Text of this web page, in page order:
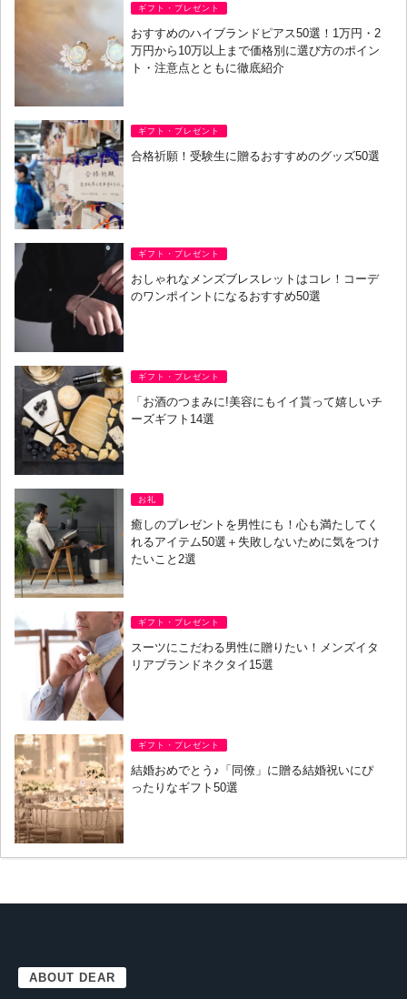
ギフト・プレゼント
おすすめのハイブランドピアス50選！1万円・2
万円から10万以上まで価格別に選び方のポイン
ト・注意点とともに徹底紹介
ギフト・プレゼント
合格祈願！受験生に贈るおすすめのグッズ50選
ギフト・プレゼント
おしゃれなメンズブレスレットはコレ！コーデ
のワンポイントになるおすすめ50選
ギフト・プレゼント
「お酒のつまみに!美容にもイイ貰って嬉しいチ
ーズギフト14選
お礼
癒しのプレゼントを男性にも！心も満たしてく
れるアイテム50選＋失敗しないために気をつけ
たいこと2選
ギフト・プレゼント
スーツにこだわる男性に贈りたい！メンズイタ
リアブランドネクタイ15選
ギフト・プレゼント
結婚おめでとう♪「同僚」に贈る結婚祝いにぴ
ったりなギフト50選
ABOUT DEAR